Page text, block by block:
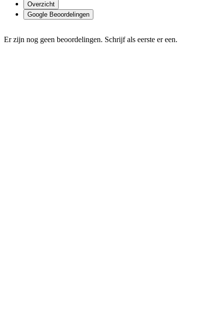
Overzicht
Google Beoordelingen
Er zijn nog geen beoordelingen. Schrijf als eerste er een.